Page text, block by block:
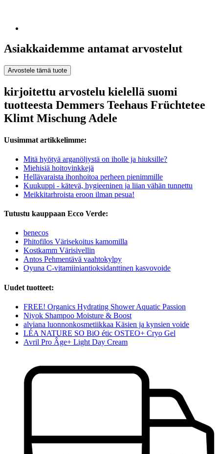
Asiakkaidemme antamat arvostelut
Arvostele tämä tuote
kirjoitettu arvostelu kielellä suomi
tuotteesta Demmers Teehaus Früchtetee
Klimt Mischung Adele
Uusimmat artikkelimme:
Mitä hyötyä arganöljystä on iholle ja hiuksille?
Miehisiä hoitovinkkejä
Hellävaraista ihonhoitoa perheen pienimmille
Kuukuppi - kätevä, hygieeninen ja liian vähän tunnettu
Meikkitarhroista eroon ilman pesua!
Tutustu kauppaan Ecco Verde:
benecos
Phitofilos Värisekoitus kamomilla
Kostkamm Värisivellin
Antos Pehmentävä vaahtokylpy
Oyuna C-vitamiiniantioksidanttinen kasvovoide
Uudet tuotteet:
FREE! Organics Hydrating Shower Aquatic Passion
Niyok Shampoo Moisture & Boost
alviana luonnonkosmetiikkaa Käsien ja kynsien voide
LÉA NATURE SO BiO étic OSTEO+ Cryo Gel
Avril Pro Âge+ Light Day Cream